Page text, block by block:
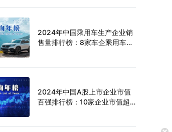
2024年中国乘用车生产企业销
售量排行榜：8家车企乘用车销
2024年中国A股上市企业市值
百强排行榜：10家企业市值超